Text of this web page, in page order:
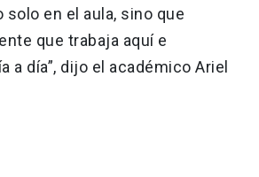
en el aula, sino que
que trabaja aquí e
a día”, dijo el académico Ariel